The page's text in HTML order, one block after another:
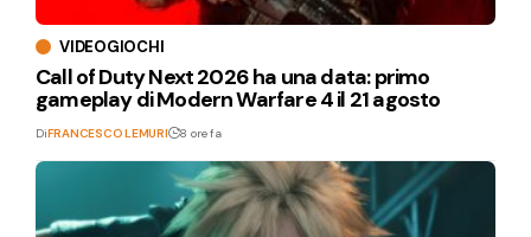
VIDEOGIOCHI
Call of Duty Next 2026 ha una data: primo
gameplay di Modern Warfare 4 il 21 agosto
DiFRANCESCO LEMURI 8 ore fa